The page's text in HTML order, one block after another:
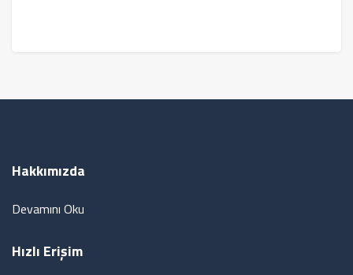
Hakkımızda
Devamını Oku
Hızlı Erişim